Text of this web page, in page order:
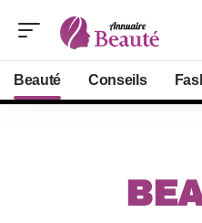
Beauté Conseils